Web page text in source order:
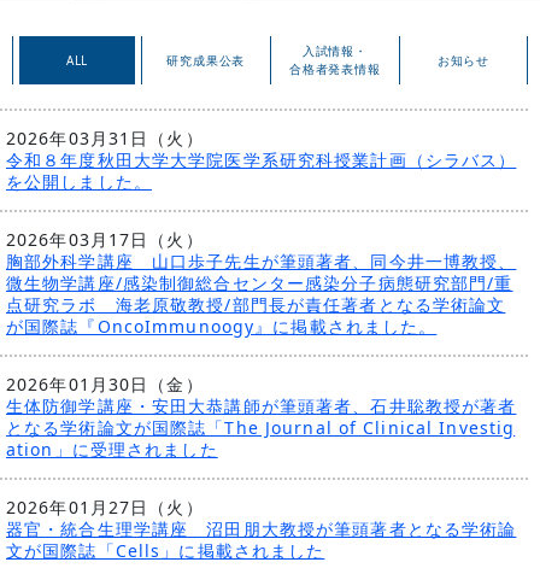
ALL 研究成果公表
入試情報・
合格者発表情報
お知らせ
2026年03月31日（火）
令和８年度秋田大学大学院医学系研究科授業計画（シラバス）
を公開しました。
2026年03月17日（火）
胸部外科学講座 山口歩子先生が筆頭著者、同今井一博教授、
微生物学講座/感染制御総合センター感染分子病態研究部門/重
点研究ラボ 海老原敬教授/部門長が責任著者となる学術論文
が国際誌『OncoImmunoogy』に掲載されました。
2026年01月30日（金）
生体防御学講座・安田大恭講師が筆頭著者、石井聡教授が著者
となる学術論文が国際誌「The Journal of Clinical Investig
ation」に受理されました
2026年01月27日（火）
器官・統合生理学講座 沼田朋大教授が筆頭著者となる学術論
文が国際誌「Cells」に掲載されました